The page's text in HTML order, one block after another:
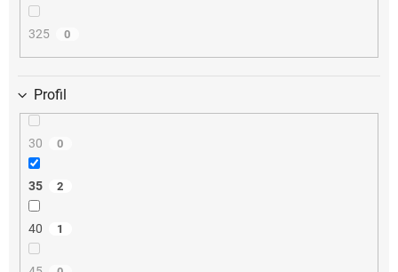
325 0
Profil
30 0
35 2
40 1